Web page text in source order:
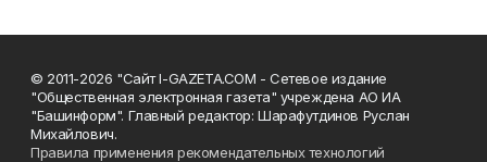
© 2011-2026 "Сайт I-GAZETA.COM - Сетевое издание
"Общественная электронная газета" учреждена АО ИА
"Башинформ". Главный редактор: Шарафутдинов Руслан
Михайлович.
Правила применения рекомендательных технологий